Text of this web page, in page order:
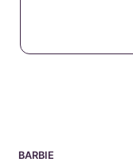
BARBIE